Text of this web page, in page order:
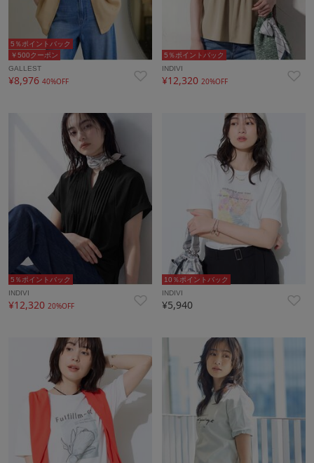
￥500クーポン
5％ポイントバック
GALLEST
¥8,976 40%OFF
5％ポイントバック
INDIVI
¥12,320 20%OFF
5％ポイントバック
INDIVI
¥12,320 20%OFF
10％ポイントバック
INDIVI
¥5,940